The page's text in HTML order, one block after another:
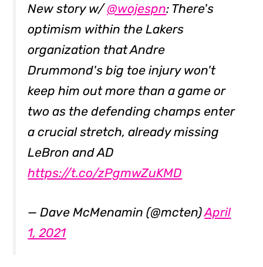
New story w/@wojespn: There's
optimism within the Lakers
organization that Andre
Drummond's big toe injury won't
keep him out more than a game or
two as the defending champs enter
a crucial stretch, already missing
LeBron and AD
https://t.co/zPgmwZuKMD
— Dave McMenamin (@mcten)April
1, 2021